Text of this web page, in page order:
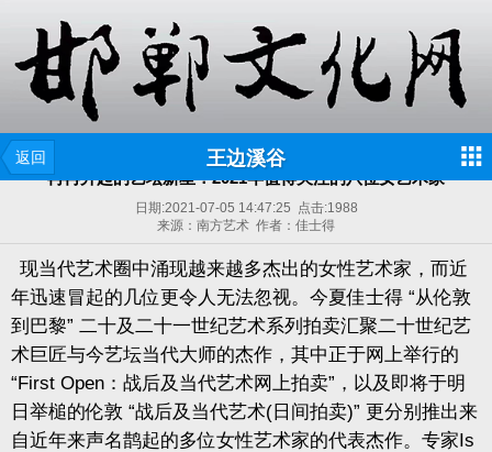
返回 王边溪谷
冉冉升起的艺坛新星：2021年值得关注的八位女艺术家
日期:2021-07-05 14:47:25 点击:1988
来源：南方艺术 作者：佳士得
现当代艺术圈中涌现越来越多杰出的女性艺术家，而近
年迅速冒起的几位更令人无法忽视。今夏佳士得 “从伦敦
到巴黎” 二十及二十一世纪艺术系列拍卖汇聚二十世纪艺
术巨匠与今艺坛当代大师的杰作，其中正于网上举行的
“First Open：战后及当代艺术网上拍卖”，以及即将于明
日举槌的伦敦 “战后及当代艺术(日间拍卖)” 更分别推出来
自近年来声名鹊起的多位女性艺术家的代表杰作。专家Is